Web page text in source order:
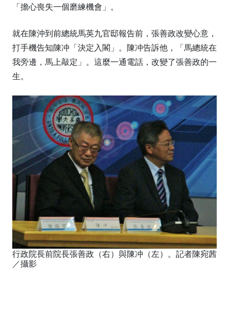
「擔心喪失一個磨練機會」。
就在陳沖到前總統馬英九官邸報告前，張善政改變心意，
打手機告知陳冲「決定入閣」。陳冲告訴他，「馬總統在
我旁邊，馬上敲定」。這麼一通電話，改變了張善政的一
生。
行政院長前院長張善政（右）與陳冲（左）。記者陳宛茜
／攝影